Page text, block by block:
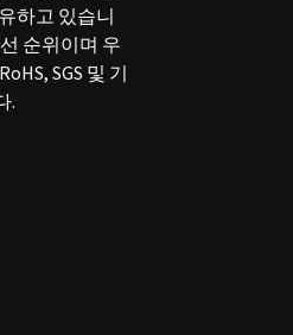
하고 있습니
순위이며 우
SGS 및 기
.